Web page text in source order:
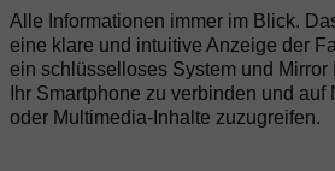
Alle Informationen immer im Blick.
eine klare und intuitive Anzeige der
ein schlüsselloses System und Mirror
Ihr Smartphone zu verbinden und auf
oder Multimedia-Inhalte zuzugreifen.